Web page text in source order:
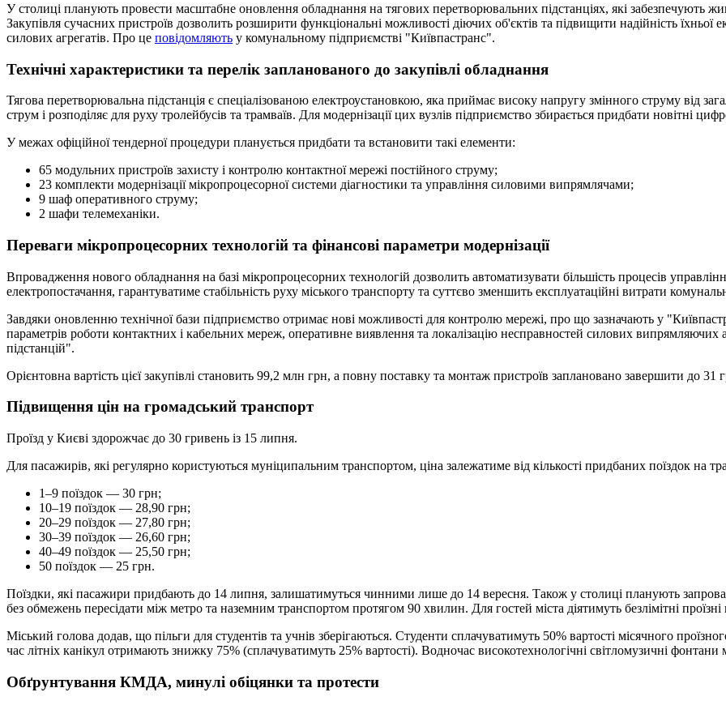
У столиці планують провести масштабне оновлення обладнання на тягових перетворювальних підстанціях, які забезпечують
Закупівля сучасних пристроїв дозволить розширити функціональні можливості діючих об'єктів та підвищити надійність їхньої
силових агрегатів. Про це повідомляють у комунальному підприємстві "Київпастранс".
Технічні характеристики та перелік запланованого до закупівлі обладнання
Тягова перетворювальна підстанція є спеціалізованою електроустановкою, яка приймає високу напругу змінного струму від
струм і розподіляє для руху тролейбусів та трамваїв. Для модернізації цих вузлів підприємство збирається придбати новітні
У межах офіційної тендерної процедури планується придбати та встановити такі елементи:
65 модульних пристроїв захисту і контролю контактної мережі постійного струму;
23 комплекти модернізації мікропроцесорної системи діагностики та управління силовими випрямлячами;
9 шаф оперативного струму;
2 шафи телемеханіки.
Переваги мікропроцесорних технологій та фінансові параметри модернізації
Впровадження нового обладнання на базі мікропроцесорних технологій дозволить автоматизувати більшість процесів
електропостачання, гарантуватиме стабільність руху міського транспорту та суттєво зменшить експлуатаційні витрати
Завдяки оновленню технічної бази підприємство отримає нові можливості для контролю мережі, про що зазначають у
параметрів роботи контактних і кабельних мереж, оперативне виявлення та локалізацію несправностей силових випрямляючих
підстанцій".
Орієнтовна вартість цієї закупівлі становить 99,2 млн грн, а повну поставку та монтаж пристроїв заплановано завершити до 31
Підвищення цін на громадський транспорт
Проїзд у Києві здорожчає до 30 гривень із 15 липня.
Для пасажирів, які регулярно користуються муніципальним транспортом, ціна залежатиме від кількості придбаних поїздок на
1–9 поїздок — 30 грн;
10–19 поїздок — 28,90 грн;
20–29 поїздок — 27,80 грн;
30–39 поїздок — 26,60 грн;
40–49 поїздок — 25,50 грн;
50 поїздок — 25 грн.
Поїздки, які пасажири придбають до 14 липня, залишатимуться чинними лише до 14 вересня. Також у столиці планують
без обмежень пересідати між метро та наземним транспортом протягом 90 хвилин. Для гостей міста діятимуть безлімітні
Міський голова додав, що пільги для студентів та учнів зберігаються. Студенти сплачуватимуть 50% вартості місячного
час літніх канікул отримають знижку 75% (сплачуватимуть 25% вартості). Водночас високотехнологічні світломузичні фонтани
Обґрунтування КМДА, минулі обіцянки та протести